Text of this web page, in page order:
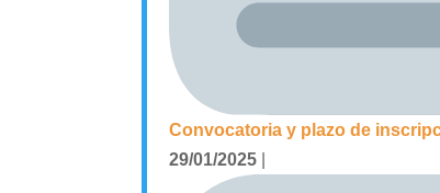
Convocatoria y plazo de
29/01/2025